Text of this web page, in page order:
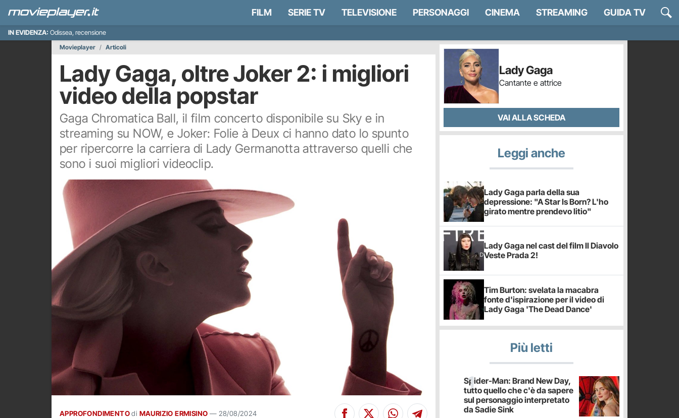
FILM SERIE TV TELEVISIONE PERSONAGGI CINEMA STREAMING GUIDA TV
IN EVIDENZA: Odissea, recensione
Movieplayer
Articoli
Lady Gaga, oltre Joker 2: i migliori
video della popstar
Gaga Chromatica Ball, il film concerto disponibile su Sky e in
streaming su NOW, e Joker: Folie à Deux ci hanno dato lo spunto
per ripercorre la carriera di Lady Germanotta attraverso quelli che
sono i suoi migliori videoclip.
APPROFONDIMENTO di MAURIZIO ERMISINO — 28/08/2024
Lady Gaga
Cantante e attrice
VAI ALLA SCHEDA
Leggi anche
Lady Gaga parla della sua
depressione: "A Star Is Born? L'ho
girato mentre prendevo litio"
Lady Gaga nel cast del film Il Diavolo
Veste Prada 2!
Tim Burton: svelata la macabra
fonte d'ispirazione per il video di
Lady Gaga 'The Dead Dance'
Più letti
Spider-Man: Brand New Day,
tutto quello che c'è da sapere
sul personaggio interpretato
da Sadie Sink